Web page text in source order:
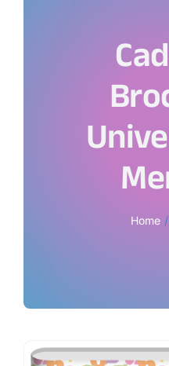
Home